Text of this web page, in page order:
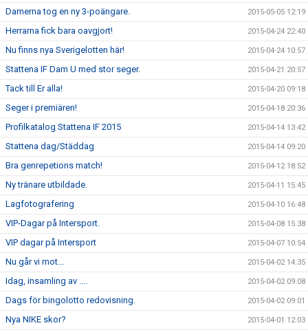
Damerna tog en ny 3-poängare. 2015-05-05 12:19
Herrarna fick bara oavgjort! 2015-04-24 22:40
Nu finns nya Sverigelotten här! 2015-04-24 10:57
Stattena IF Dam U med stor seger. 2015-04-21 20:57
Tack till Er alla! 2015-04-20 09:18
Seger i premiären! 2015-04-18 20:36
Profilkatalog Stattena IF 2015 2015-04-14 13:42
Stattena dag/Städdag 2015-04-14 09:20
Bra genrepetions match! 2015-04-12 18:52
Ny tränare utbildade. 2015-04-11 15:45
Lagfotografering 2015-04-10 16:48
VIP-Dagar på Intersport. 2015-04-08 15:38
VIP dagar på Intersport 2015-04-07 10:54
Nu går vi mot... 2015-04-02 14:35
Idag, insamling av .... 2015-04-02 09:08
Dags för bingolotto redovisning. 2015-04-02 09:01
Nya NIKE skor? 2015-04-01 12:03